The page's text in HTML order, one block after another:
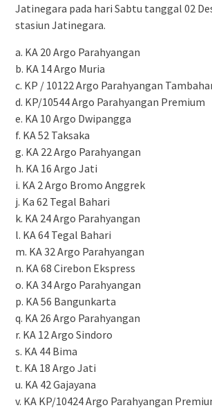
Jatinegara pada hari Sabtu tanggal 02
stasiun Jatinegara.
a. KA 20 Argo Parahyangan
b. KA 14 Argo Muria
c. KP / 10122 Argo Parahyangan
d. KP/10544 Argo Parahyangan Premium
e. KA 10 Argo Dwipangga
f. KA 52 Taksaka
g. KA 22 Argo Parahyangan
h. KA 16 Argo Jati
i. KA 2 Argo Bromo Anggrek
j. Ka 62 Tegal Bahari
k. KA 24 Argo Parahyangan
l. KA 64 Tegal Bahari
m. KA 32 Argo Parahyangan
n. KA 68 Cirebon Ekspress
o. KA 34 Argo Parahyangan
p. KA 56 Bangunkarta
q. KA 26 Argo Parahyangan
r. KA 12 Argo Sindoro
s. KA 44 Bima
t. KA 18 Argo Jati
u. KA 42 Gajayana
v. KA KP/10424 Argo Parahyangan